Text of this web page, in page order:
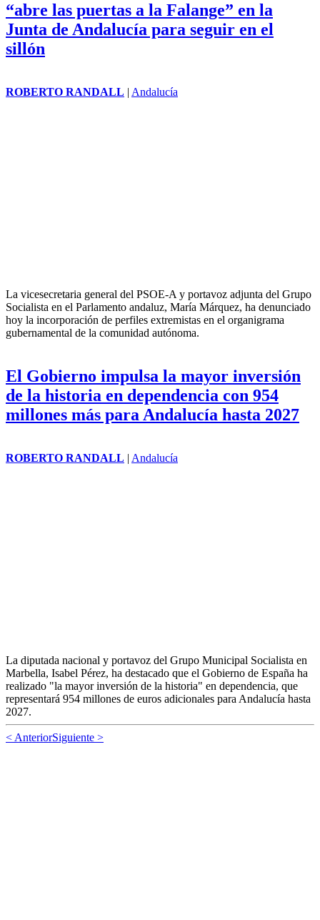
“abre las puertas a la Falange” en la
Junta de Andalucía para seguir en el
sillón
ROBERTO RANDALL | Andalucía
La vicesecretaria general del PSOE-A y portavoz adjunta del Grupo
Socialista en el Parlamento andaluz, María Márquez, ha denunciado
hoy la incorporación de perfiles extremistas en el organigrama
gubernamental de la comunidad autónoma.
El Gobierno impulsa la mayor inversión
de la historia en dependencia con 954
millones más para Andalucía hasta 2027
ROBERTO RANDALL | Andalucía
La diputada nacional y portavoz del Grupo Municipal Socialista en
Marbella, Isabel Pérez, ha destacado que el Gobierno de España ha
realizado "la mayor inversión de la historia" en dependencia, que
representará 954 millones de euros adicionales para Andalucía hasta
2027.
< AnteriorSiguiente >